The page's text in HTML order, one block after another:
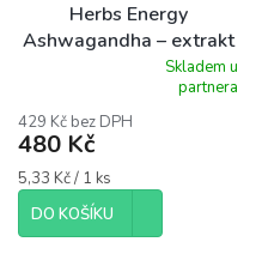
Herbs Energy
Ashwagandha – extrakt
z kořene 800 mg, 90
produktu
je
z
hvězdiček.
Skladem u
partnera
429 Kč bez DPH
480 Kč
Měrná
cena:
5,33 Kč / 1 ks
DO KOŠÍKU